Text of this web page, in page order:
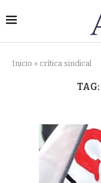
Inicio » crítica sindical
TAG: